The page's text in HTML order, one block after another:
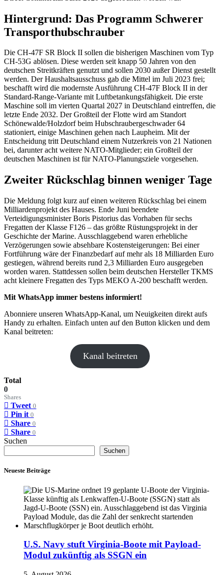
Hintergrund: Das Programm Schwerer
Transporthubschrauber
Die CH-47F SR Block II sollen die bisherigen Maschinen vom Typ
CH-53G ablösen. Diese werden seit knapp 50 Jahren von den
deutschen Streitkräften genutzt und sollen 2030 außer Dienst gestellt
werden. Der Haushaltsausschuss gab die Mittel im Juli 2023 frei;
beschafft wird die modernste Ausführung CH-47F Block II in der
Standard-Range-Variante mit Luftbetankungsfähigkeit. Die erste
Maschine soll im vierten Quartal 2027 in Deutschland eintreffen, die
letzte Ende 2032. Der Großteil der Flotte wird am Standort
Schönewalde/Holzdorf beim Hubschraubergeschwader 64
stationiert, einige Maschinen gehen nach Laupheim. Mit der
Entscheidung tritt Deutschland einem Nutzerkreis von 21 Nationen
bei, darunter acht weitere NATO-Mitglieder; ein Großteil der
deutschen Maschinen ist für NATO-Planungsziele vorgesehen.
Zweiter Rückschlag binnen weniger Tage
Die Meldung folgt kurz auf einen weiteren Rückschlag bei einem
Milliardenprojekt des Hauses. Ende Juni beendete
Verteidigungsminister Boris Pistorius das Vorhaben für sechs
Fregatten der Klasse F126 – das größte Rüstungsprojekt in der
Geschichte der Marine. Ausschlaggebend waren erhebliche
Verzögerungen sowie absehbare Kostensteigerungen: Bei einer
Fortführung wäre der Finanzbedarf auf mehr als 18 Milliarden Euro
gestiegen, während bereits rund 2,3 Milliarden Euro ausgegeben
worden waren. Stattdessen sollen beim deutschen Hersteller TKMS
acht kleinere Fregatten des Typs MEKO A-200 beschafft werden.
Mit WhatsApp immer bestens informiert!
Abonniere unseren WhatsApp-Kanal, um Neuigkeiten direkt aufs
Handy zu erhalten. Einfach unten auf den Button klicken und dem
Kanal beitreten:
Kanal beitreten
Total
0
Shares
Tweet 0
Pin it 0
Share 0
Share 0
Suchen
Suchen
Neueste Beiträge
U.S. Navy stuft Virginia-Boote mit Payload-
Modul zukünftig als SSGN ein